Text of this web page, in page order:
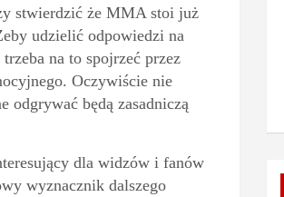
stwierdzić że MMA stoi już
udzielić odpowiedzi na
na to spojrzeć przez
Oczywiście nie
odgrywać będą zasadniczą
dla widzów i fanów
wyznacznik dalszego